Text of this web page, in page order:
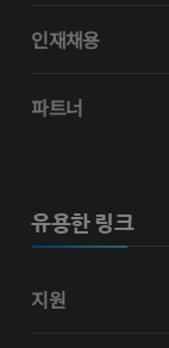
인재채용
파트너
유용한 링크
지원